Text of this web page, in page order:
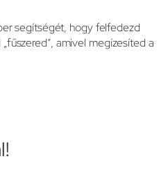
segítségét, hogy felfedezd
amivel megízesíted a